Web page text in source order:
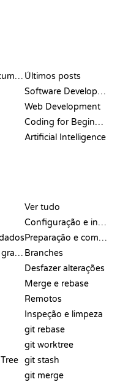
Ver toda a documentação Últimos posts
Software Development
Web Development
Coding for Beginners
Artificial Intelligence
Algoritmos de grafos
Ver tudo
Configuração e início
Preparação e commit
Branches
Desfazer alterações
Merge e rebase
Remotos
Inspeção e limpeza
git rebase
git worktree
git stash
git merge